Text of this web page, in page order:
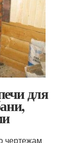
для
чертежам